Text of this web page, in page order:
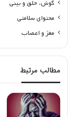
گوش، حلق و بینی
محتوای سلامتی
مغز و اعصاب
مطالب مرتبط